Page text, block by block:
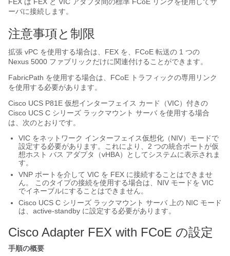
ーバに接続します。
注意事項と制限
拡張 vPC を使用する場合は、FEX を、FCoE 転送の 1 つの
Nexus 5000 ファブリックだけに関連付けることができます。
FabricPath を使用する場合は、FCoE トラフィックの専用リンク
を使用する必要があります。
Cisco UCS P81E 仮想インターフェイス カード
（VIC）付きの
Cisco UCS C シリーズ ラックマウント サーバを使用する場合
は、次のとおりです。
VIC をネットワーク インターフェイス仮想化（NIV）モードで
設定する必要があります。これにより、2 つの統合ポートが仮
想ホスト バス アダプタ（vHBA）としてシステムに表示されま
す。
VNP ポートを介して VIC を FEX に接続することはできませ
ん。 このタイプの接続を使用する場合は、NIV モードを VIC
でイネーブルにすることはできません。
Cisco UCS C シリーズ ラックマウント サーバ上の NIC モード
は、 active-standby に設定する必要があります。
Cisco Adapter FEX with FCoE の設定
手順の概要